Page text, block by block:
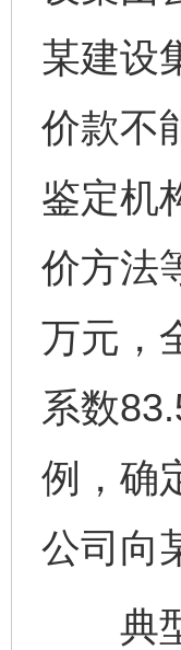
某建设
价款不
鉴定机
价方法
万元，
系数
例，确
公司向
典型